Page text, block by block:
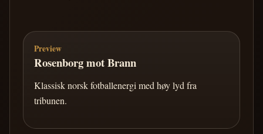
Preview
Rosenborg mot Brann
Klassisk norsk fotballenergi med høy lyd fra
tribunen.